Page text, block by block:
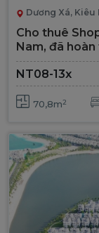
Dương Xá, Kiêu
Cho thuê
Nam, đã
Đại Lộ 52m
NT08-13x
70,8m2